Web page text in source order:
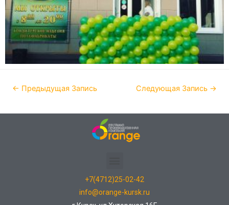
← Предыдущая Запись Следующая Запись →
+7(4712)25-02-42
info@orange-kursk.ru